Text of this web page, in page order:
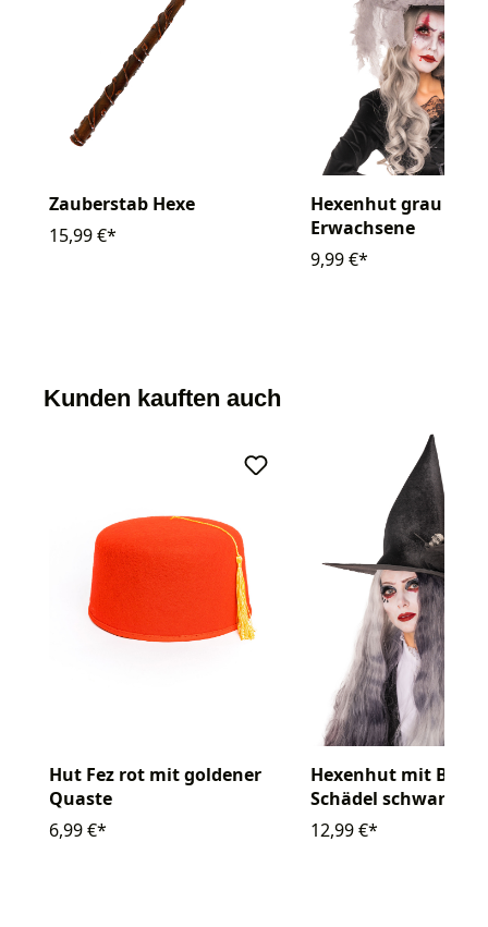
Zauberstab Hexe
15,99 €*
Hexenhut grau
Erwachsene
9,99 €*
Kunden kauften auch
Hut Fez rot mit goldener
Quaste
6,99 €*
Hexenhut mit
Schädel schwarz
12,99 €*